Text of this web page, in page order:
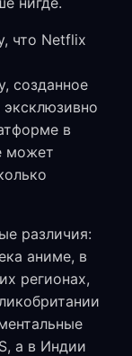
что Netflix
созданное
в
может
различия:
аниме, в
регионах,
а в Индии